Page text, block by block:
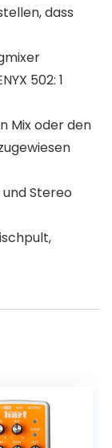
dass
502: 1
Mix oder den
Stereo